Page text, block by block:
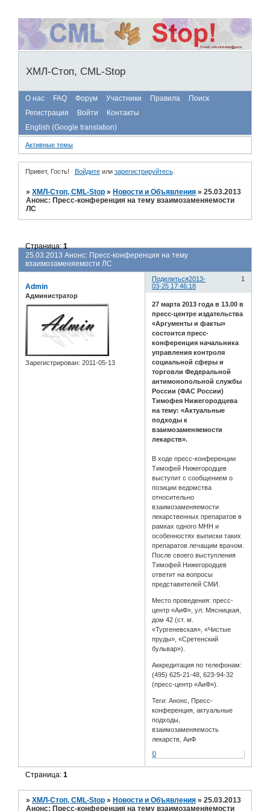
ХМЛ-Стоп, CML-Stop
О нас FAQ Форум Участники Правила
Поиск
Регистрация
Войти
Контакты
English (Google translation)
Активные темы
Привет, Гость! Войдитеили зарегистрируйтесь.
»ХМЛ-Стоп, CML-Stop » Новости и Объявления »25.03.2013
Анонс: Пресс-конференция на тему взаимозаменяемости
ЛС
25.03.2013 Анонс: Пресс-конференция на тему
взаимозаменяемости ЛС
Страница:1
Поделиться 1
2013-
03-25 17:46:18
Admin
Администратор
Зарегистрирован: 2011-05-13
27 марта 2013 года в 13.00 в
пресс-центре издательства
«Аргументы и факты»
состоится пресс-
конференция начальника
управления контроля
социальной сферы и
торговли Федеральной
антимонопольной службы
России (ФАС России)
Тимофея Нижегородцева
на тему: «Актуальные
подходы к
взаимозаменяемости
лекарств».
В ходе пресс-конференции
Тимофей Нижегородцев
выступит с сообщением о
позиции ведомства
относительно
взаимозаменяемости
лекарственных препаратов в
рамках одного МНН и
особенностях выписки таких
препаратов лечащим врачом.
После своего выступления
Тимофей Нижегородцев
ответит на вопросы
представителей СМИ.
Место проведения: пресс-
центр «АиФ», ул. Мясницкая,
дом 42 (ст. м.
«Тургеневская», «Чистые
пруды», «Сретенский
бульвар»).
Аккредитация по телефонам:
(495) 625-21-48, 623-94-32
(пресс-центр «АиФ»).
Теги: Анонс, Пресс-
конференция, актуальные
подходы,
взаимозаменяемость
лекарств, АиФ
0
Страница:1
»ХМЛ-Стоп, CML-Stop » Новости и Объявления »25.03.2013
Анонс: Пресс-конференция на тему взаимозаменяемости